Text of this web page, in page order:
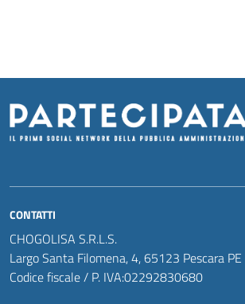
CONTATTI
CHOGOLISA S.R.L.S.
Largo Santa Filomena, 4, 65123 Pescara PE
Codice fiscale / P. IVA:02292830680